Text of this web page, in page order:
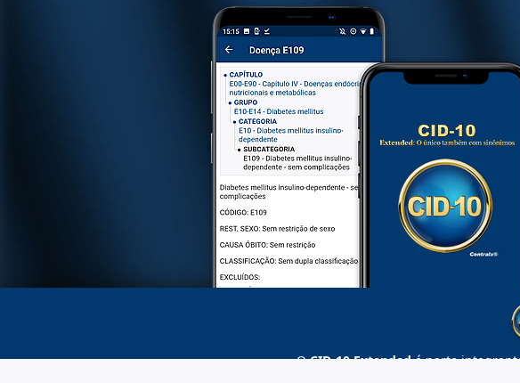
OCID-10 Extendedé parte